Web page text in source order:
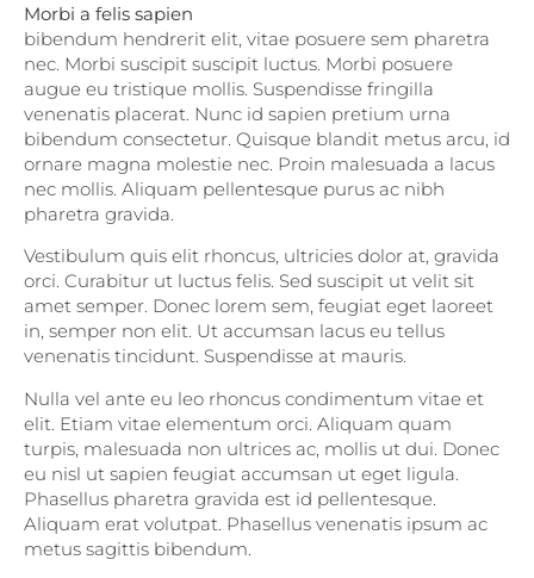
Morbi a felis sapien
bibendum hendrerit elit, vitae posuere sem pharetra
nec. Morbi suscipit suscipit luctus. Morbi posuere
augue eu tristique mollis. Suspendisse fringilla
venenatis placerat. Nunc id sapien pretium urna
bibendum consectetur. Quisque blandit metus arcu, id
ornare magna molestie nec. Proin malesuada a lacus
nec mollis. Aliquam pellentesque purus ac nibh
pharetra gravida.
Vestibulum quis elit rhoncus, ultricies dolor at, gravida
orci. Curabitur ut luctus felis. Sed suscipit ut velit sit
amet semper. Donec lorem sem, feugiat eget laoreet
in, semper non elit. Ut accumsan lacus eu tellus
venenatis tincidunt. Suspendisse at mauris.
Nulla vel ante eu leo rhoncus condimentum vitae et
elit. Etiam vitae elementum orci. Aliquam quam
turpis, malesuada non ultrices ac, mollis ut dui. Donec
eu nisl ut sapien feugiat accumsan ut eget ligula.
Phasellus pharetra gravida est id pellentesque.
Aliquam erat volutpat. Phasellus venenatis ipsum ac
metus sagittis bibendum.